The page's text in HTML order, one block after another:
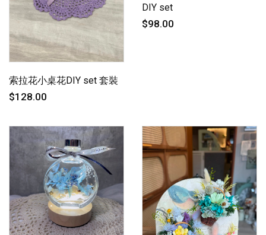
索拉花小桌花DIY set 套裝
$128.00
DIY set
$98.00